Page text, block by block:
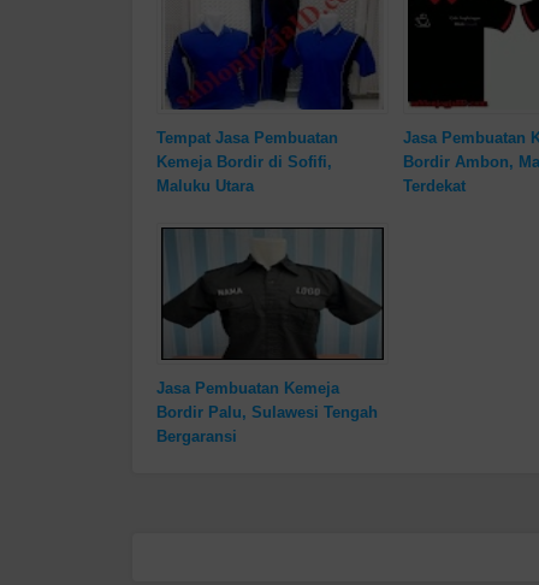
Tempat Jasa Pembuatan
Kemeja Bordir di Sofifi,
Maluku Utara
Jasa Pembuatan
Bordir Ambon,
Terdekat
Jasa Pembuatan Kemeja
Bordir Palu, Sulawesi Tengah
Bergaransi